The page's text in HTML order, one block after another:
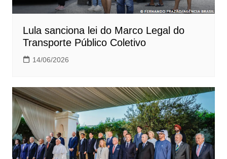
Lula sanciona lei do Marco Legal do
Transporte Público Coletivo
14/06/2026